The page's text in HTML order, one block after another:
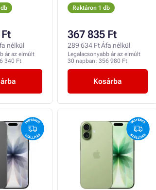
nélkül
ár az elmúlt
340 Ft
Raktáron 1 db
367 835 Ft
289 634 Ft Áfa nélkül
Legalacsonyabb ár az elmúlt
30 napban: 356 980 Ft
Kosárba